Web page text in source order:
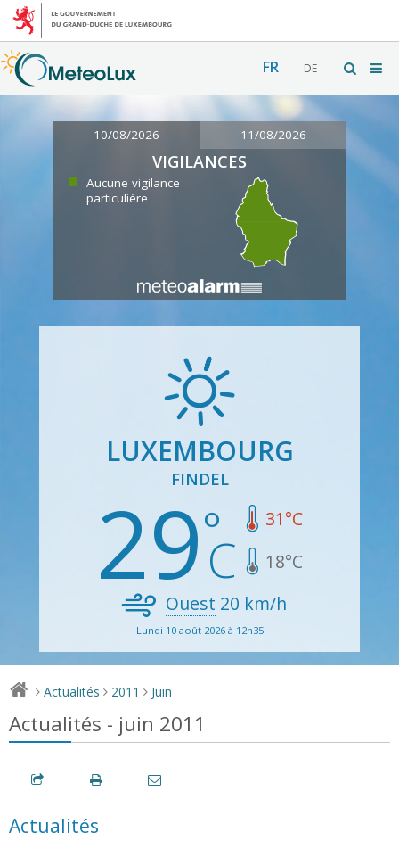
FR DE
10/08/2026 11/08/2026
VIGILANCES
Aucune vigilance
particulière
LUXEMBOURG
FINDEL
29 31°C
18°C
Ouest 20 km/h
Lundi 10 août 2026 à 12h35
> Actualités > 2011 > Juin
Actualités - juin 2011
Actualités